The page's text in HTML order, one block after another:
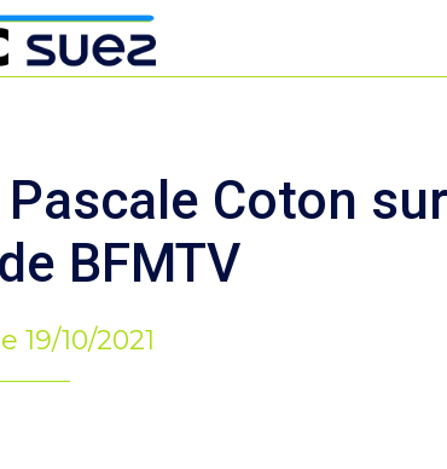
Coton
BFMTV
19/10/2021